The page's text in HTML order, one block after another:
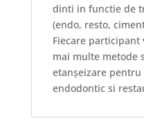
dinti in functie de
(endo, resto,
Fiecare participant
mai multe metode
etanșeizare
endodontic si